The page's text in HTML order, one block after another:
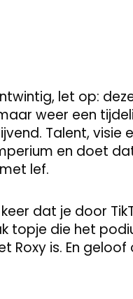
let op:
weer een
Talent,
en doet
lef.
dat je door
topje die het
Roxy is. En